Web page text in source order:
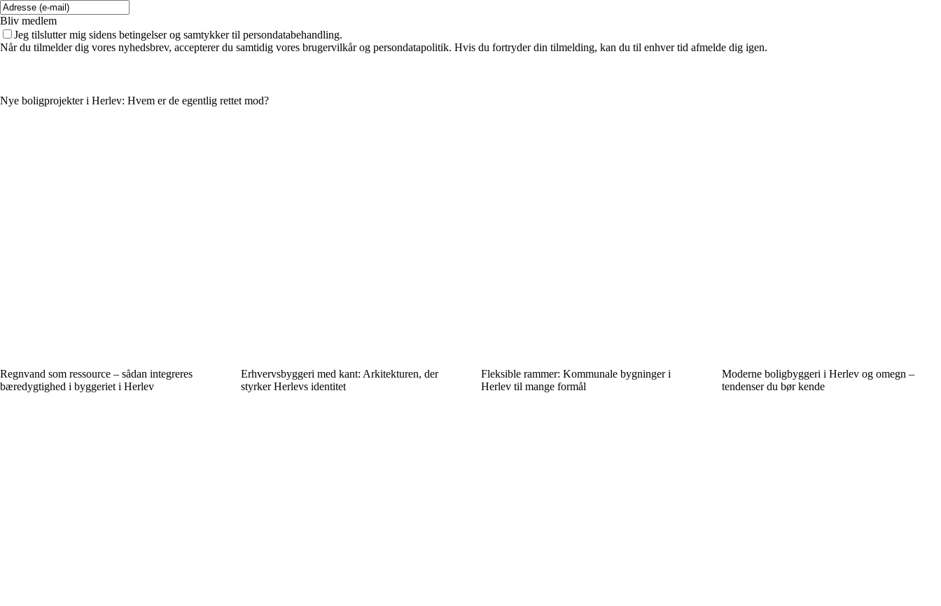
Bliv medlem
Jeg tilslutter mig sidens betingelser og samtykker til persondatabehandling.
Når du tilmelder dig vores nyhedsbrev, accepterer du samtidig vores brugervilkår og persondatapolitik. Hvis du fortryder din tilmelding, kan du til enhver tid afmelde dig igen.
Nye boligprojekter i Herlev: Hvem er de egentlig rettet mod?
Regnvand som ressource – sådan integreres
bæredygtighed i byggeriet i Herlev
Erhvervsbyggeri med kant: Arkitekturen, der
styrker Herlevs identitet
Fleksible rammer: Kommunale bygninger i
Herlev til mange formål
Moderne boligbyggeri i Herlev og omegn –
tendenser du bør kende